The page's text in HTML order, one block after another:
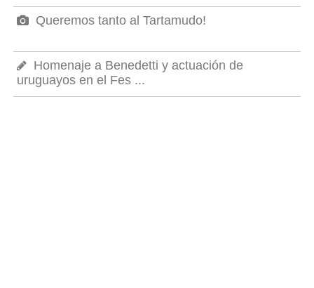
Queremos tanto al Tartamudo!
Homenaje a Benedetti y actuación de
uruguayos en el Fes ...